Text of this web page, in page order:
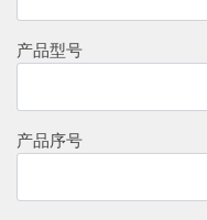
产品型号
产品序号